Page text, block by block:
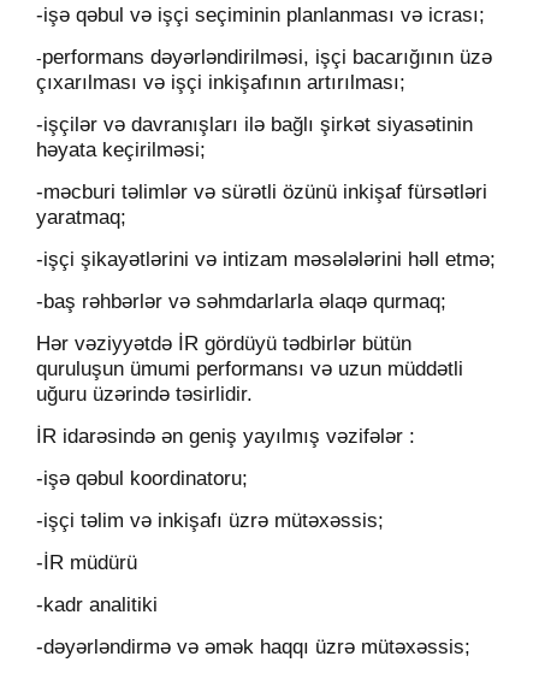
-işə qəbul və işçi seçiminin planlanması və icrası;
-performans dəyərləndirilməsi, işçi bacarığının üzə
çıxarılması və işçi inkişafının artırılması;
-işçilər və davranışları ilə bağlı şirkət siyasətinin
həyata keçirilməsi;
-məcburi təlimlər və sürətli özünü inkişaf fürsətləri
yaratmaq;
-işçi şikayətlərini və intizam məsələlərini həll etmə;
-baş rəhbərlər və səhmdarlarla əlaqə qurmaq;
Hər vəziyyətdə İR gördüyü tədbirlər bütün
quruluşun ümumi performansı və uzun müddətli
uğuru üzərində təsirlidir.
İR idarəsində ən geniş yayılmış vəzifələr :
-işə qəbul koordinatoru;
-işçi təlim və inkişafı üzrə mütəxəssis;
-İR müdürü
-kadr analitiki
-dəyərləndirmə və əmək haqqı üzrə mütəxəssis;